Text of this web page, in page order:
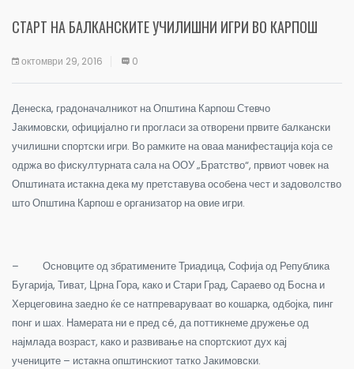
СТАРТ НА БАЛКАНСКИТЕ УЧИЛИШНИ ИГРИ ВО КАРПОШ
октомври 29, 2016 0
Денеска, градоначалникот на Општина Карпош Стевчо
Јакимовски, официјално ги прогласи за отворени првите балкански
училишни спортски игри. Во рамките на оваа манифестација која се
одржа во фискултурната сала на ООУ „Братство“, првиот човек на
Општината истакна дека му претставува особена чест и задоволство
што Општина Карпош е организатор на овие игри.
– Основците од збратимените Триадица, Софија од Република
Бугарија, Тиват, Црна Гора, како и Стари Град, Сараево од Босна и
Херцеговина заедно ќе се натпреваруваат во кошарка, одбојка, пинг
понг и шах. Намерата ни е пред сé, да поттикнеме дружење од
најмлада возраст, како и развивање на спортскиот дух кај
учениците – истакна општинскиот татко Јакимовски.